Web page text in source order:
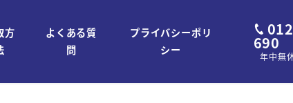
方
よくある質
問
プライバシーポリ
シー
690
年中無